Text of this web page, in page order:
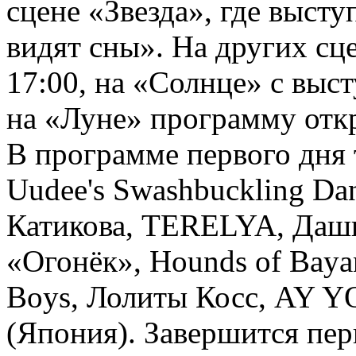
сцене «Звезда», где
видят сны». На других
17:00, на «Солнце» с
на «Луне» программу
В программе первого дня
Uudee's Swashbuckling
Катикова, TERELYA,
«Огонёк», Hounds of
Boys, Лолиты Косс, AY
(Япония). Завершится